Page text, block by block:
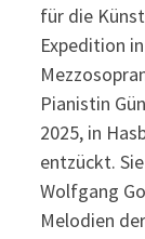
für die
Expedition
Pianistin
2025, in
entzückt.
Wolfgang
Melodien